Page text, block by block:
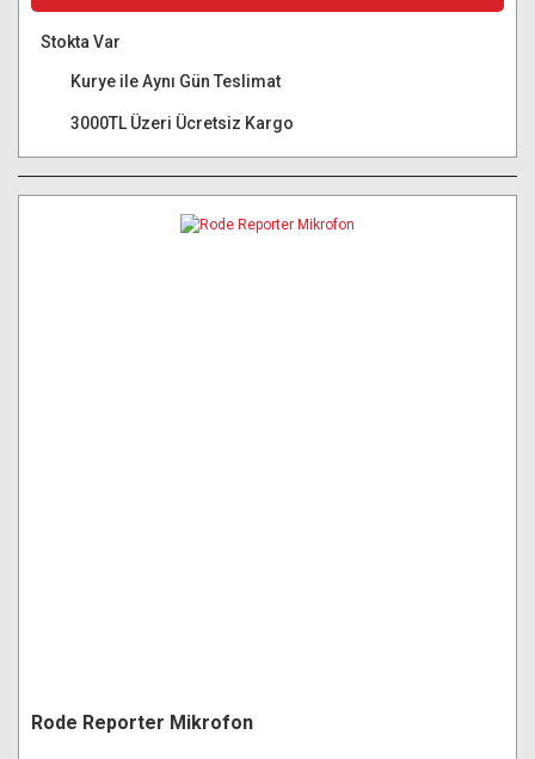
Stokta Var
Kurye ile Aynı Gün Teslimat
3000TL Üzeri Ücretsiz Kargo
Rode Reporter Mikrofon